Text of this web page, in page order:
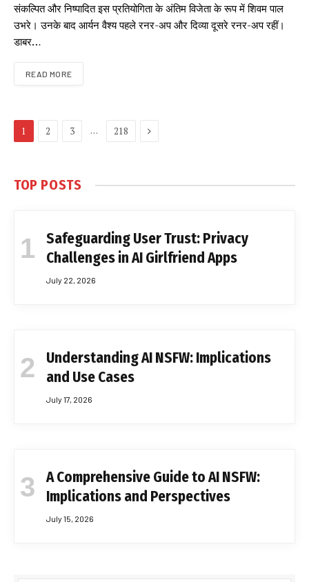
संकल्पित और निष्पादित इस प्रतियोगिता के अंतिम विजेता के रूप में शिवम पाल
उभरे। उनके बाद आर्यन वैश्य पहले रनर-अप और दिव्या दूसरे रनर-अप रहीं।
डाबर…
READ MORE
1 2 3 … 218 Next
TOP POSTS
Safeguarding User Trust: Privacy
Challenges in AI Girlfriend Apps
July 22, 2026
Understanding AI NSFW: Implications
and Use Cases
July 17, 2026
A Comprehensive Guide to AI NSFW:
Implications and Perspectives
July 15, 2026